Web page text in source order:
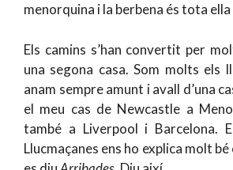
menorquina i la berbena és tota
Els camins s’han convertit per
una segona casa. Som molts els
anam sempre amunt i avall d’una
el meu cas de Newcastle a
també a Liverpool i Barcelona.
Llucmaçanes ens ho explica molt